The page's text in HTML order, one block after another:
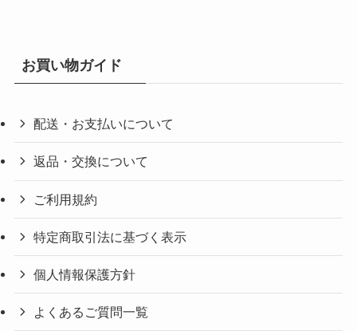
お買い物ガイド
配送・お支払いについて
返品・交換について
ご利用規約
特定商取引法に基づく表示
個人情報保護方針
よくあるご質問一覧